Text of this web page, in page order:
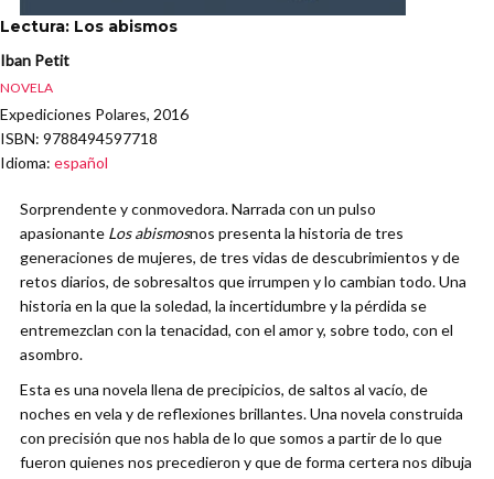
Lectura: Los abismos
Iban Petit
NOVELA
Expediciones Polares, 2016
ISBN: 9788494597718
Idioma: español
Sorprendente y conmovedora. Narrada con un pulso
apasionante Los abismosnos presenta la historia de tres
generaciones de mujeres, de tres vidas de descubrimientos y de
retos diarios, de sobresaltos que irrumpen y lo cambian todo. Una
historia en la que la soledad, la incertidumbre y la pérdida se
entremezclan con la tenacidad, con el amor y, sobre todo, con el
asombro.
Esta es una novela llena de precipicios, de saltos al vacío, de
noches en vela y de reflexiones brillantes. Una novela construida
con precisión que nos habla de lo que somos a partir de lo que
fueron quienes nos precedieron y que de forma certera nos dibuja